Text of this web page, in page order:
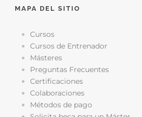
MAPA DEL SITIO
Cursos
Cursos de Entrenador
Másteres
Preguntas Frecuentes
Certificaciones
Colaboraciones
Métodos de pago